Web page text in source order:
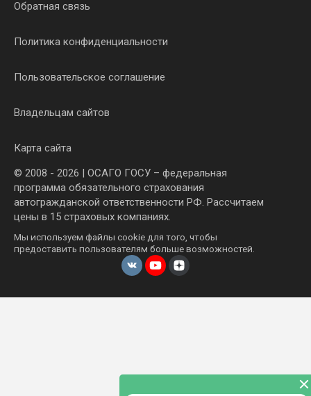
Обратная связь
Политика конфиденциальности
Пользовательское соглашение
Владельцам сайтов
Карта сайта
© 2008 - 2026 | ОСАГО ГОСУ – федеральная
программа обязательного страхования
автогражданской ответственности РФ. Рассчитаем
цены в 15 страховых компаниях.
Мы используем файлы cookie для того, чтобы
предоставить пользователям больше возможностей.